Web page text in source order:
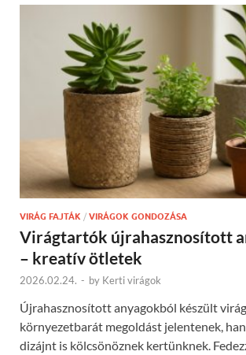
VIRÁG FAJTÁK / VIRÁGOK GONDOZÁSA
Virágtartók újrahasznosított
– kreatív ötletek
2026.02.24. - by Kerti virágok
Újrahasznosított anyagokból készült
környezetbarát megoldást jelentenek,
dizájnt is kölcsönöznek kertünknek.